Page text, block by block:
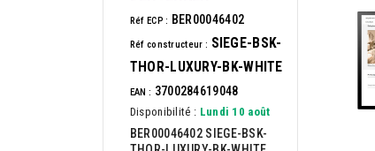
Réf ECP : BER00046402
Réf constructeur : SIEGE-BSK-
THOR-LUXURY-BK-WHITE
EAN : 3700284619048
Disponibilité : Lundi 10 août
BER00046402 SIEGE-BSK-